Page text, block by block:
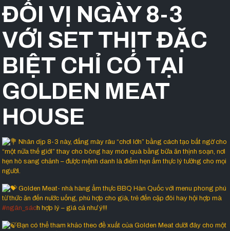
ĐỔI VỊ NGÀY 8-3
VỚI SET THỊT ĐẶC
BIỆT CHỈ CÓ TẠI
GOLDEN MEAT
HOUSE
Nhân dịp 8-3 này, đấng mày râu “chơi lớn” bằng cách tạo bất ngờ cho
“một nửa thế giới” thay cho bông hay món quà bằng bữa ăn thịnh soạn, nơi
hẹn hò sang chảnh – được mệnh danh là điểm hẹn ẩm thực lý tưởng cho mọi
người.
Golden Meat- nhà hàng ẩm thực BBQ Hàn Quốc với menu phong phú
từ thức ăn đến nước uống, phù hợp cho già, trẻ đến cặp đôi hay hội hợp mà
#ngân_sách hợp lý – giá cả như ý!!!
Bạn có thể tham khảo theo đề xuất của Golden Meat dưới đây cho một